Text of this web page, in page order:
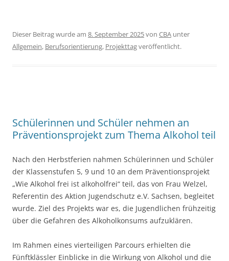
Dieser Beitrag wurde am 8. September 2025von CBA unter
Allgemein, Berufsorientierung, Projekttagveröffentlicht.
Schülerinnen und Schüler nehmen an
Präventionsprojekt zum Thema Alkohol teil
Nach den Herbstferien nahmen Schülerinnen und Schüler
der Klassenstufen 5, 9 und 10 an dem Präventionsprojekt
„Wie Alkohol frei ist alkoholfrei“ teil, das von Frau Welzel,
Referentin des Aktion Jugendschutz e.V. Sachsen, begleitet
wurde. Ziel des Projekts war es, die Jugendlichen frühzeitig
über die Gefahren des Alkoholkonsums aufzuklären.
Im Rahmen eines vierteiligen Parcours erhielten die
Fünftklässler Einblicke in die Wirkung von Alkohol und die